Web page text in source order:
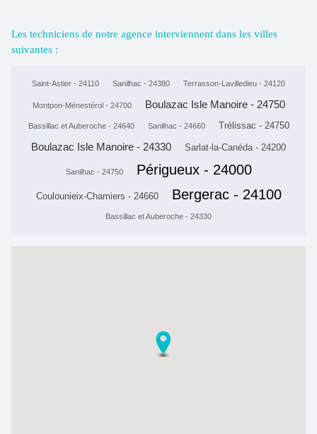
Les techniciens de notre agence interviennent dans les villes
suivantes :
Saint-Astier - 24110 Sanilhac - 24380 Terrasson-Lavilledieu - 24120
Montpon-Ménestérol - 24700 Boulazac Isle Manoire - 24750
Bassillac et Auberoche - 24640 Sanilhac - 24660 Trélissac - 24750
Boulazac Isle Manoire - 24330 Sarlat-la-Canéda - 24200
Sanilhac - 24750 Périgueux - 24000
Coulounieix-Chamiers - 24660 Bergerac - 24100
Bassillac et Auberoche - 24330